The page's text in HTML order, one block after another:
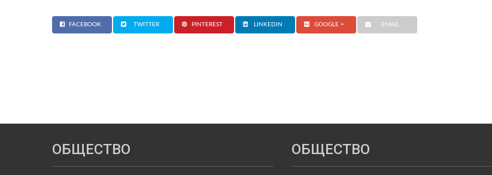
FACEBOOK TWITTER PINTEREST LINKEDIN GOOGLE + EMAIL
ОБЩЕСТВО ОБЩЕСТВО